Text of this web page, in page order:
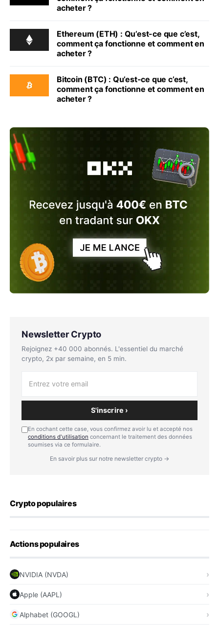
acheter ?
Ethereum (ETH) : Qu’est-ce que c’est,
comment ça fonctionne et comment en
acheter ?
Bitcoin (BTC) : Qu’est-ce que c’est,
comment ça fonctionne et comment en
acheter ?
Newsletter Crypto
Rejoignez +40 000 abonnés. L'essentiel du marché
crypto, 2x par semaine, en 5 min.
S'inscrire ›
En cochant cette case, vous confirmez avoir lu et accepté nos
conditions d'utilisation concernant le traitement des données
soumises via ce formulaire.
En savoir plus sur notre newsletter crypto →
Crypto populaires
Actions populaires
NVIDIA (NVDA)
Apple (AAPL)
Alphabet (GOOGL)